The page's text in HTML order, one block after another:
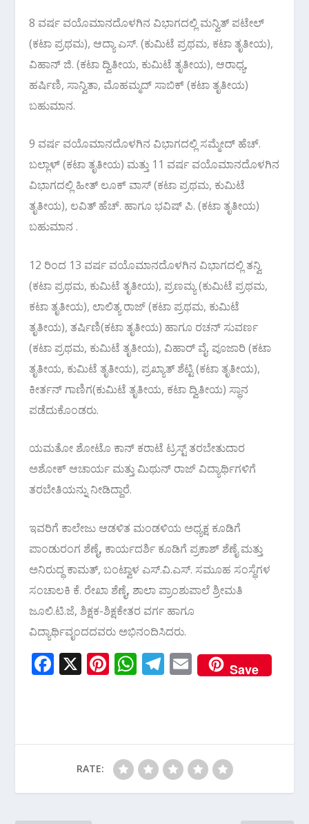
8 ವರ್ಷ ವಯೊಮಾನದೊಳಗಿನ ವಿಭಾಗದಲ್ಲಿ ಮನ್ವಿತ್ ಪಟೇಲ್
(ಕಟಾ ಪ್ರಥಮ), ಆದ್ಯಾ ಎಸ್. (ಕುಮಿಟೆ ಪ್ರಥಮ, ಕಟಾ ತೃತೀಯ),
ವಿಹಾನ್ ಜಿ. (ಕಟಾ ದ್ವಿತೀಯ, ಕುಮಿಟೆ ತೃತೀಯ), ಆರಾಧ್ಯ,
ಹರ್ಷಿಣಿ, ಸಾನ್ವಿತಾ, ಮೊಹಮ್ಮದ್ ಸಾಬಿಕ್ (ಕಟಾ ತೃತೀಯ)
ಬಹುಮಾನ.
9 ವರ್ಷ ವಯೊಮಾನದೊಳಗಿನ ವಿಭಾಗದಲ್ಲಿ ಸಮ್ಮೇದ್ ಹೆಚ್.
ಬಲ್ಲಾಳ್ (ಕಟಾ ತೃತೀಯ) ಮತ್ತು 11 ವರ್ಷ ವಯೊಮಾನದೊಳಗಿನ
ವಿಭಾಗದಲ್ಲಿ ಹೀತ್ ಲೂಕ್ ವಾಸ್ (ಕಟಾ ಪ್ರಥಮ, ಕುಮಿಟೆ
ತೃತೀಯ), ಲವಿತ್ ಹೆಚ್. ಹಾಗೂ ಭವಿಷ್ ಪಿ. (ಕಟಾ ತೃತೀಯ)
ಬಹುಮಾನ .
12 ರಿಂದ 13 ವರ್ಷ ವಯೊಮಾನದೊಳಗಿನ ವಿಭಾಗದಲ್ಲಿ ತನ್ವಿ
(ಕಟಾ ಪ್ರಥಮ, ಕುಮಿಟೆ ತೃತೀಯ), ಪ್ರಣಮ್ಯ (ಕುಮಿಟೆ ಪ್ರಥಮ,
ಕಟಾ ತೃತೀಯ), ಲಾಲಿತ್ಯ ರಾಜ್ (ಕಟಾ ಪ್ರಥಮ, ಕುಮಿಟೆ
ತೃತೀಯ), ತರ್ಷಿಣಿ(ಕಟಾ ತೃತೀಯ) ಹಾಗೂ ರಚನ್ ಸುವರ್ಣ
(ಕಟಾ ಪ್ರಥಮ, ಕುಮಿಟೆ ತೃತೀಯ), ವಿಹಾರ್ ವೈ. ಪೂಜಾರಿ (ಕಟಾ
ತೃತೀಯ, ಕುಮಿಟೆ ತೃತೀಯ), ಪ್ರಖ್ಯಾತ್ ಶೆಟ್ಟಿ (ಕಟಾ ತೃತೀಯ),
ಕೀರ್ತನ್ ಗಾಣಿಗ(ಕುಮಿಟೆ ತೃತೀಯ, ಕಟಾ ದ್ವಿತೀಯ) ಸ್ಥಾನ
ಪಡೆದುಕೊಂಡರು.
ಯಮತೋ ಶೋಟೊ ಕಾನ್ ಕರಾಟೆ ಟ್ರಸ್ಟ್ ತರಬೇತುದಾರ
ಅಶೋಕ್ ಆಚಾರ್ಯ ಮತ್ತು ಮಿಥುನ್ ರಾಜ್ ವಿದ್ಯಾರ್ಥಿಗಳಿಗೆ‌
ತರಬೇತಿಯನ್ನು ನೀಡಿದ್ದಾರೆ.
ಇವರಿಗೆ ಕಾಲೇಜು ಆಡಳಿತ ಮಂಡಳಿಯ ಅಧ್ಯಕ್ಷ ಕೂಡಿಗೆ
ಪಾಂಡುರಂಗ ಶೆಣೈ, ಕಾರ್ಯದರ್ಶಿ ಕೂಡಿಗೆ ಪ್ರಕಾಶ್ ಶೆಣೈ ಮತ್ತು
ಅನಿರುದ್ಧ ಕಾಮತ್, ಬಂಟ್ವಾಳ ಎಸ್.ವಿ.ಎಸ್. ಸಮೂಹ ಸಂಸ್ಥೆಗಳ
ಸಂಚಾಲಕಿ ಕೆ. ರೇಖಾ ಶೆಣೈ, ಶಾಲಾ ಪ್ರಾಂಶುಪಾಲೆ ಶ್ರೀಮತಿ
ಜೂಲಿ.ಟಿ.ಜೆ, ಶಿಕ್ಷಕ-ಶಿಕ್ಷಕೇತರ ವರ್ಗ ಹಾಗೂ
ವಿದ್ಯಾರ್ಥಿವೃಂದದವರು ಅಭಿನಂದಿಸಿದರು.
F
o
k
X Pi
st
W
A
p
p
T
a
m
E
m
Save
RATE: